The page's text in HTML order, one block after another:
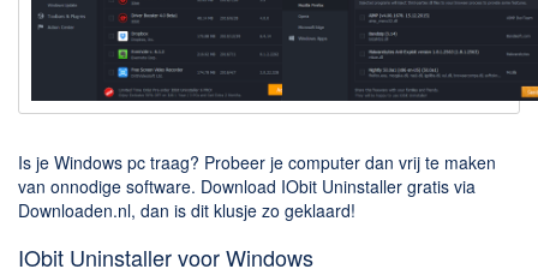
Downloaden
BitTorrent Clients
Nieuwslezers (Downloaden via usenet)
Onderhoud & Veiligheid
Computer opschonen
Veilig online
Is je Windows pc traag? Probeer je computer dan vrij te maken
van onnodige software. Download IObit Uninstaller gratis via
Downloaden.nl, dan is dit klusje zo geklaard!
IObit Uninstaller voor Windows